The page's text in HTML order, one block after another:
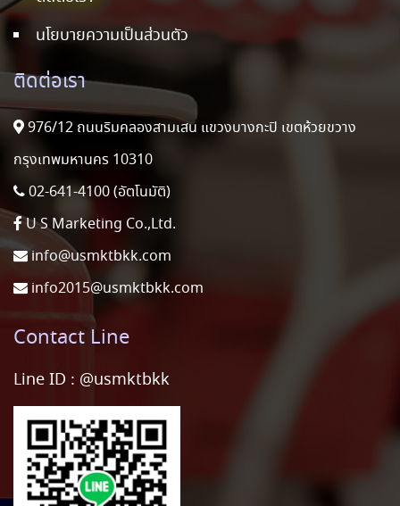
นโยบายความเป็นส่วนตัว
ติดต่อเรา
976/12 ถนนริมคลองสามเสน แขวงบางกะปิ เขตห้วยขวาง
กรุงเทพมหานคร 10310
02-641-4100 (อัตโนมัติ)
U S Marketing Co.,Ltd.
info@usmktbkk.com
info2015@usmktbkk.com
Contact Line
Line ID : @usmktbkk